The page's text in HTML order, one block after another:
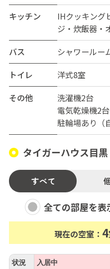
キッチン
IHクッキング
ジ・炊飯器・
バス
シャワールー
トイレ
洋式8室
その他
洗濯機2台
電気乾燥機2
駐輪場あり（
タイガーハウス目
すべて
全ての部屋を表
現在の空室： 4
状況 入居中